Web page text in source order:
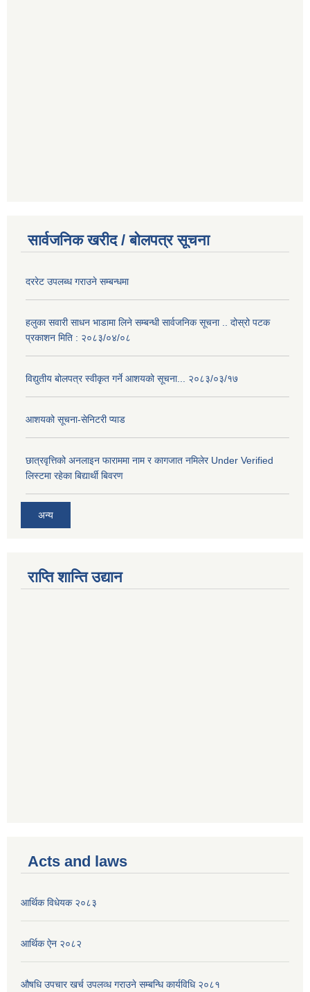
सार्वजनिक खरीद / बोलपत्र सूचना
दररेट उपलब्ध गराउने सम्बन्धमा
हलुका सवारी साधन भाडामा लिने सम्बन्धी सार्वजनिक सूचना .. दोस्रो पटक
प्रकाशन मिति : २०८३/०४/०८
विद्युतीय बोलपत्र स्वीकृत गर्ने आशयको सूचना... २०८३/०३/१७
आशयको सूचना-सेनिटरी प्याड
छात्रवृत्तिको अनलाइन फाराममा नाम र कागजात नमिलेर Under Verified
लिस्टमा रहेका बिद्यार्थी बिवरण
अन्य
राप्ति शान्ति उद्यान
Acts and laws
आर्थिक विधेयक २०८३
आर्थिक ऐन २०८२
औषधि उपचार खर्च उपलव्ध गराउने सम्बन्धि कार्यविधि २०८१